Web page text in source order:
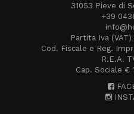
31053 Pieve di
+39
Partita Iva
Cod. Fiscale e Reg.
R.E.A.
Cap. Sociale €